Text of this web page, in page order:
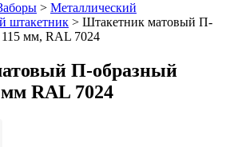
> Металлический
штакетник > Штакетник матовый П-
мм, RAL 7024
П-образный
RAL 7024